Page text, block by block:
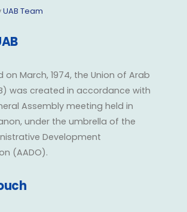
UAB Team
on March, 1974, the Union of Arab
was created in accordance with
Assembly meeting held in
under the umbrella of the
Development
(AADO).